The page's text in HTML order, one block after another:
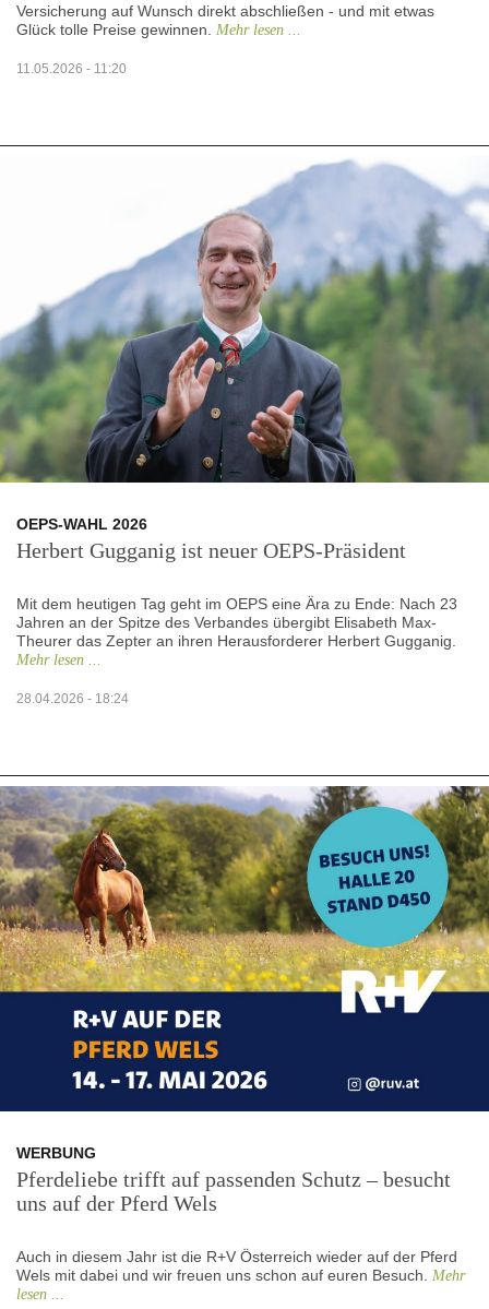
Versicherung auf Wunsch direkt abschließen - und mit etwas
Glück tolle Preise gewinnen. Mehr lesen ...
11.05.2026 - 11:20
OEPS-WAHL 2026
Herbert Gugganig ist neuer OEPS-Präsident
Mit dem heutigen Tag geht im OEPS eine Ära zu Ende: Nach 23
Jahren an der Spitze des Verbandes übergibt Elisabeth Max-
Theurer das Zepter an ihren Herausforderer Herbert Gugganig.
Mehr lesen ...
28.04.2026 - 18:24
WERBUNG
Pferdeliebe trifft auf passenden Schutz – besucht
uns auf der Pferd Wels
Auch in diesem Jahr ist die R+V Österreich wieder auf der Pferd
Wels mit dabei und wir freuen uns schon auf euren Besuch. Mehr
lesen ...